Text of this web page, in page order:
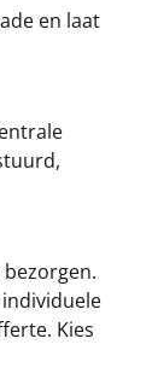
en laat
Kies